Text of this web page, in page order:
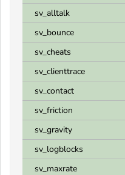
sv_alltalk
sv_bounce
sv_cheats
sv_clienttrace
sv_contact
sv_friction
sv_gravity
sv_logblocks
sv_maxrate